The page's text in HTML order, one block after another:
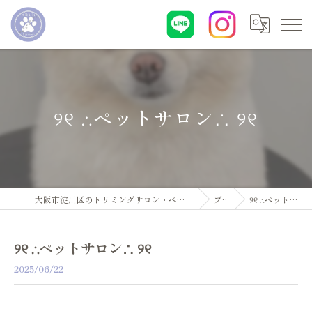
୨୧ ∴ペットサロン∴ ୨୧
大阪市淀川区のトリミングサロン・ペットサロンならDogsalon ARUN ブログ ୨୧ ∴ペットサロン∴ ୨୧
୨୧ ∴ペットサロン∴ ୨୧
2025/06/22